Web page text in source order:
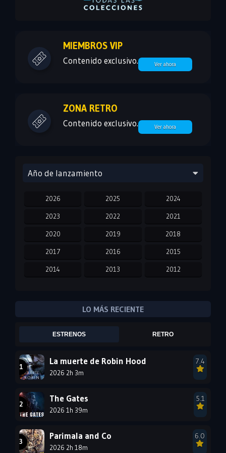
MIEMBROS VIP
Contenido exclusivo. Ver ahora
ZONA RETRO
Contenido exclusivo. Ver ahora
Año de lanzamiento
2026 2025 2024
2023 2022 2021
2020 2019 2018
2017 2016 2015
2014 2013 2012
2007
1999 1998
1996
1990
1984
LO MÁS RECIENTE
ESTRENOS RETRO
La muerte de Robin Hood
2026 2h 3m
7.4
The Gates
2026 1h 39m
5.1
Parimala and Co
2026 2h 18m
6.0